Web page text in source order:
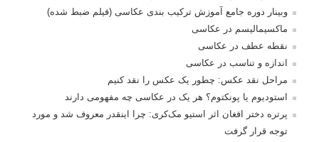
وبینار دوره جامع آموزش ترکیب بندی عکاسی (فیلم ضبط شده)
ماکسیمالیسم در عکاسی
نقطه عطف در عکاسی
اندازه و تناسب در عکاسی
مراحل نقد عکس: چطور یک عکس را نقد کنیم
استودیوم یا پونکتوم؟ هر یک در عکاسی چه مفهومی دارند
پرتره دختر افغان اثر استیو مک‌کری: چرا اینقدر معروف شد و مورد
توجه قرار گرفت